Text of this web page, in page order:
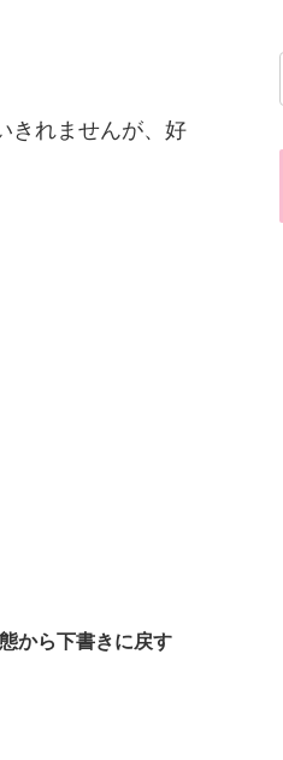
きれませんが、好
から下書きに戻す